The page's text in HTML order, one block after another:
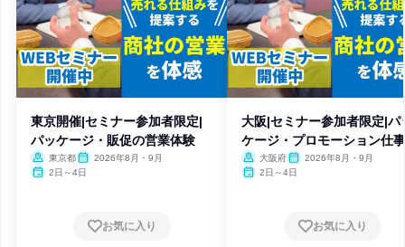
東京開催|セミナー参加者限定|
パッケージ・販促の営業体験
東京都
2026年8月・9月
2日～4日
お気に入り
大阪|セミナー参加者限定|パ
ケージ・プロモーション仕
験
大阪府
2026年8月・9月
2日～4日
お気に入り